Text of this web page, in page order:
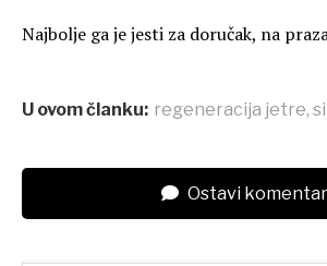
Najbolje ga je jesti za doručak, na
U ovom članku: regeneracija jetre,
Ostavi komentar